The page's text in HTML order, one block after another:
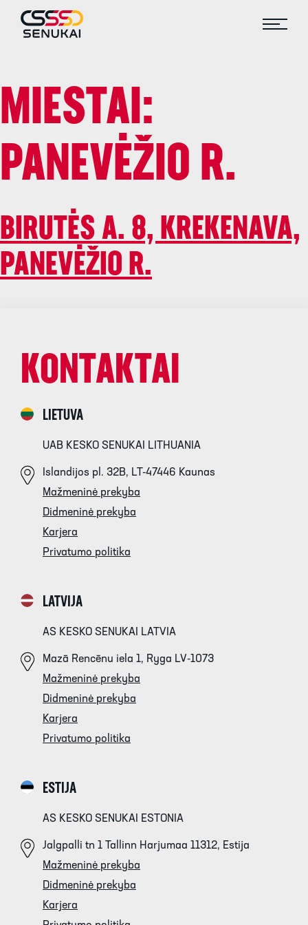
MIESTAI:
PANEVĖŽIO R.
BIRUTĖS A. 8, KREKENAVA,
PANEVĖŽIO R.
KONTAKTAI
LIETUVA
UAB KESKO SENUKAI LITHUANIA
Islandijos pl. 32B, LT-47446 Kaunas
Mažmeninė prekyba
Didmeninė prekyba
Karjera
Privatumo politika
LATVIJA
AS KESKO SENUKAI LATVIA
Mazā Rencēnu iela 1, Ryga LV-1073
Mažmeninė prekyba
Didmeninė prekyba
Karjera
Privatumo politika
ESTIJA
AS KESKO SENUKAI ESTONIA
Jalgpalli tn 1 Tallinn Harjumaa 11312, Estija
Mažmeninė prekyba
Didmeninė prekyba
Karjera